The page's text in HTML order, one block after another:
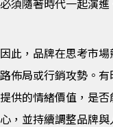
必須隨著時代一起演進
因此，品牌在思考市
路佈局或行銷攻勢。
提供的情緒價值，是
心，並持續調整品牌